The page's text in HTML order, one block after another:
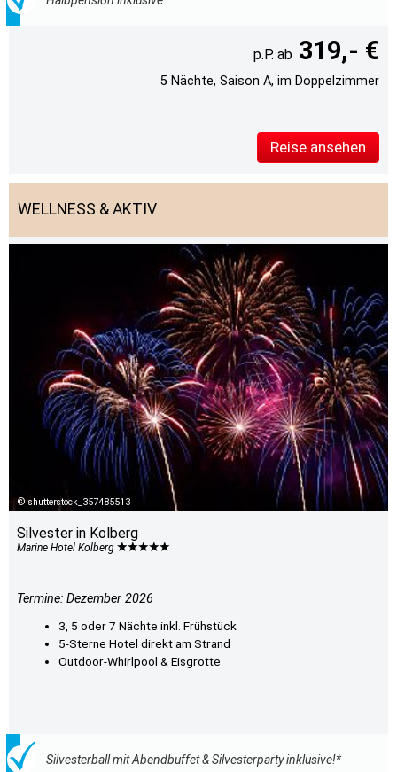
319,- €
5 Nächte, Saison A, im Doppelzimmer
Reise ansehen
WELLNESS & AKTIV
shutterstock_357485513
Silvester in Kolberg
Marine Hotel Kolberg
Termine: Dezember 2026
3, 5 oder 7 Nächte inkl. Frühstück
5-Sterne Hotel direkt am Strand
Outdoor-Whirlpool & Eisgrotte
Silvesterball mit Abendbuffet & Silvesterparty inklusive!*